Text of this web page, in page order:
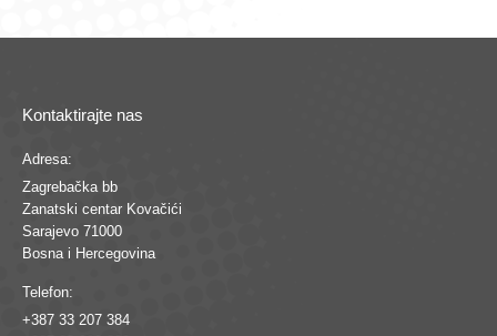
Kontaktirajte nas
Adresa:
Zagrebačka bb
Zanatski centar Kovačići
Sarajevo 71000
Bosna i Hercegovina
Telefon:
+387 33 207 384